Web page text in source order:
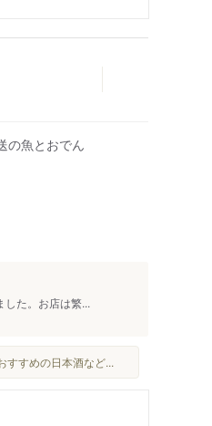
の魚とおでん
た。お店は繁...
おすすめの日本酒など...